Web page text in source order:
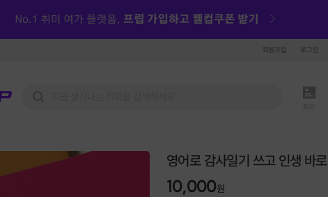
회원가입 로그인
영어로 감사일기 쓰고 인생 바
10,000원